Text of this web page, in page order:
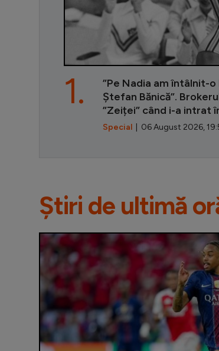
”Pe Nadia am întâlnit-
Ștefan Bănică”.
”Zeiței” când i-a intrat
Special | 06 August 2026,
1.
Știri de ultimă